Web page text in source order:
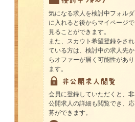
気になる求人を検討中フォルダ
に入れると後からマイページで
見ることができます。
また、スカウト希望登録をされ
ている方は、検討中の求人先か
らオファーが届く可能性があり
ます。
会員に登録していただくと、非
公開求人の詳細も閲覧でき、応
募ができます。